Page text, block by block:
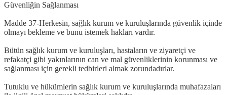
Güvenliğin Sağlanması
Madde 37-Herkesin, sağlık kurum ve kuruluşlarında güvenlik içinde
olmayı bekleme ve bunu istemek hakları vardır.
Bütün sağlık kurum ve kuruluşları, hastaların ve ziyaretçi ve
refakatçi gibi yakınlarının can ve mal güvenliklerinin korunması ve
sağlanması için gerekli tedbirleri almak zorundadırlar.
Tutuklu ve hükümlerin sağlık kurum ve kuruluşlarında muhafazaları